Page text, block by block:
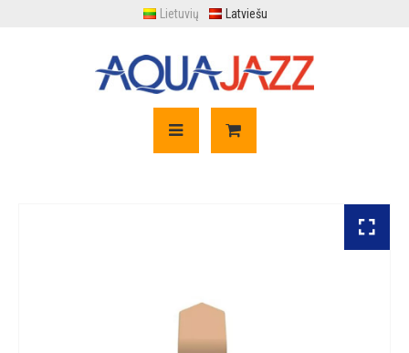
Lietuvių Latviešu